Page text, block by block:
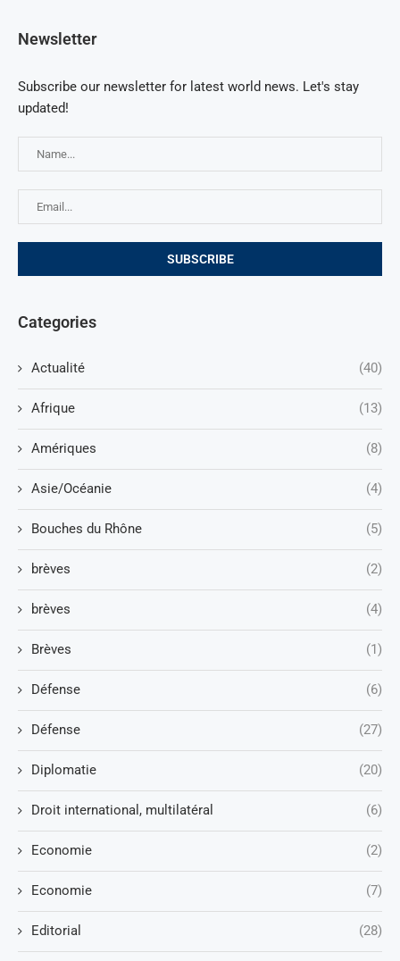
Newsletter
Subscribe our newsletter for latest world news. Let's stay
updated!
Categories
Actualité (40)
Afrique (13)
Amériques (8)
Asie/Océanie (4)
Bouches du Rhône (5)
brèves (2)
brèves (4)
Brèves (1)
Défense (6)
Défense (27)
Diplomatie (20)
Droit international, multilatéral (6)
Economie (2)
Economie (7)
Editorial (28)